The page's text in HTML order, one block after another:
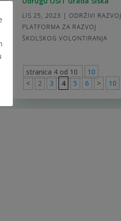
LIS 25, 2023 | ODRŽIVI RAZVOJ
PLATFORMA ZA RAZVOJ
ŠKOLSKOG VOLONTIRANJA
stranica 4 od 10
10
<
2 3 4 5 6 > 10